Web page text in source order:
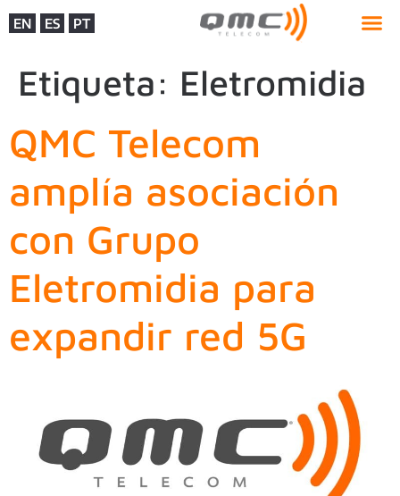
EN ES PT
Etiqueta: Eletromidia
QMC Telecom
amplía asociación
con Grupo
Eletromidia para
expandir red 5G